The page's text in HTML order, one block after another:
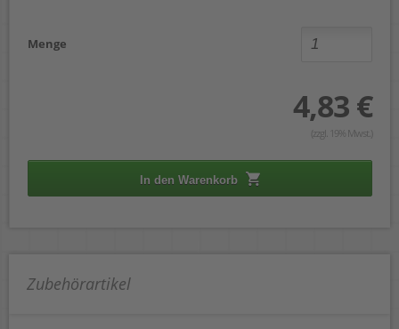
Menge
4,83 €
(zzgl. 19% Mwst.)
In den Warenkorb
Zubehörartikel